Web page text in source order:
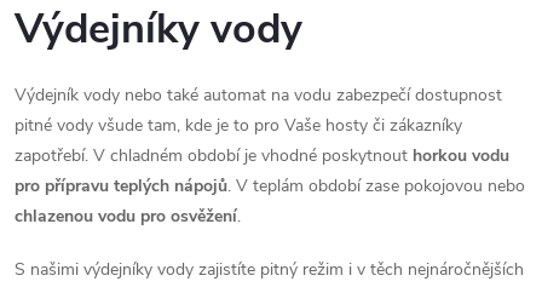
Výdejníky vody
Výdejník vody nebo také automat na vodu zabezpečí dostupnost
pitné vody všude tam, kde je to pro Vaše hosty či zákazníky
zapotřebí. V chladném období je vhodné poskytnout horkou vodu
pro přípravu teplých nápojů. V teplám období zase pokojovou nebo
chlazenou vodu pro osvěžení.
S našimi výdejníky vody zajistíte pitný režim i v těch nejnáročnějších